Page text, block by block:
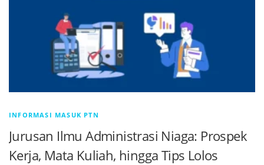
INFORMASI MASUK PTN
Jurusan Ilmu Administrasi Niaga: Prospek
Kerja, Mata Kuliah, hingga Tips Lolos